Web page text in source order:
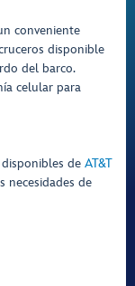
conveniente
disponible
del barco.
celular para
de AT&T
necesidades de